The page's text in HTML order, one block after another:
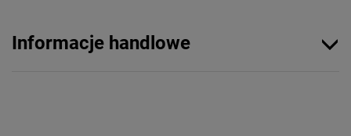
Informacje handlowe